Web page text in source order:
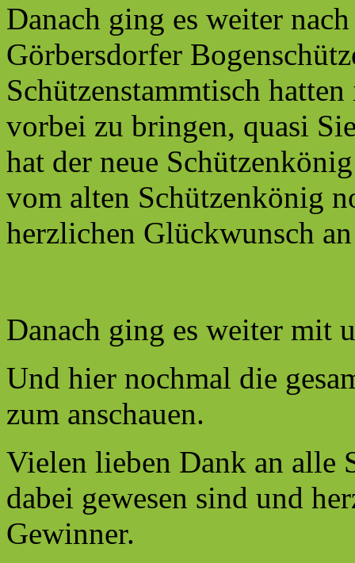
Danach ging es weiter
Görbersdorfer
Schützenstammtisch
vorbei zu bringen, quasi
hat der neue
vom alten Schützenkönig
herzlichen Glückwunsch
Danach ging es weiter
Und hier nochmal die
zum anschauen.
Vielen lieben Dank an alle
dabei gewesen sind und
Gewinner.